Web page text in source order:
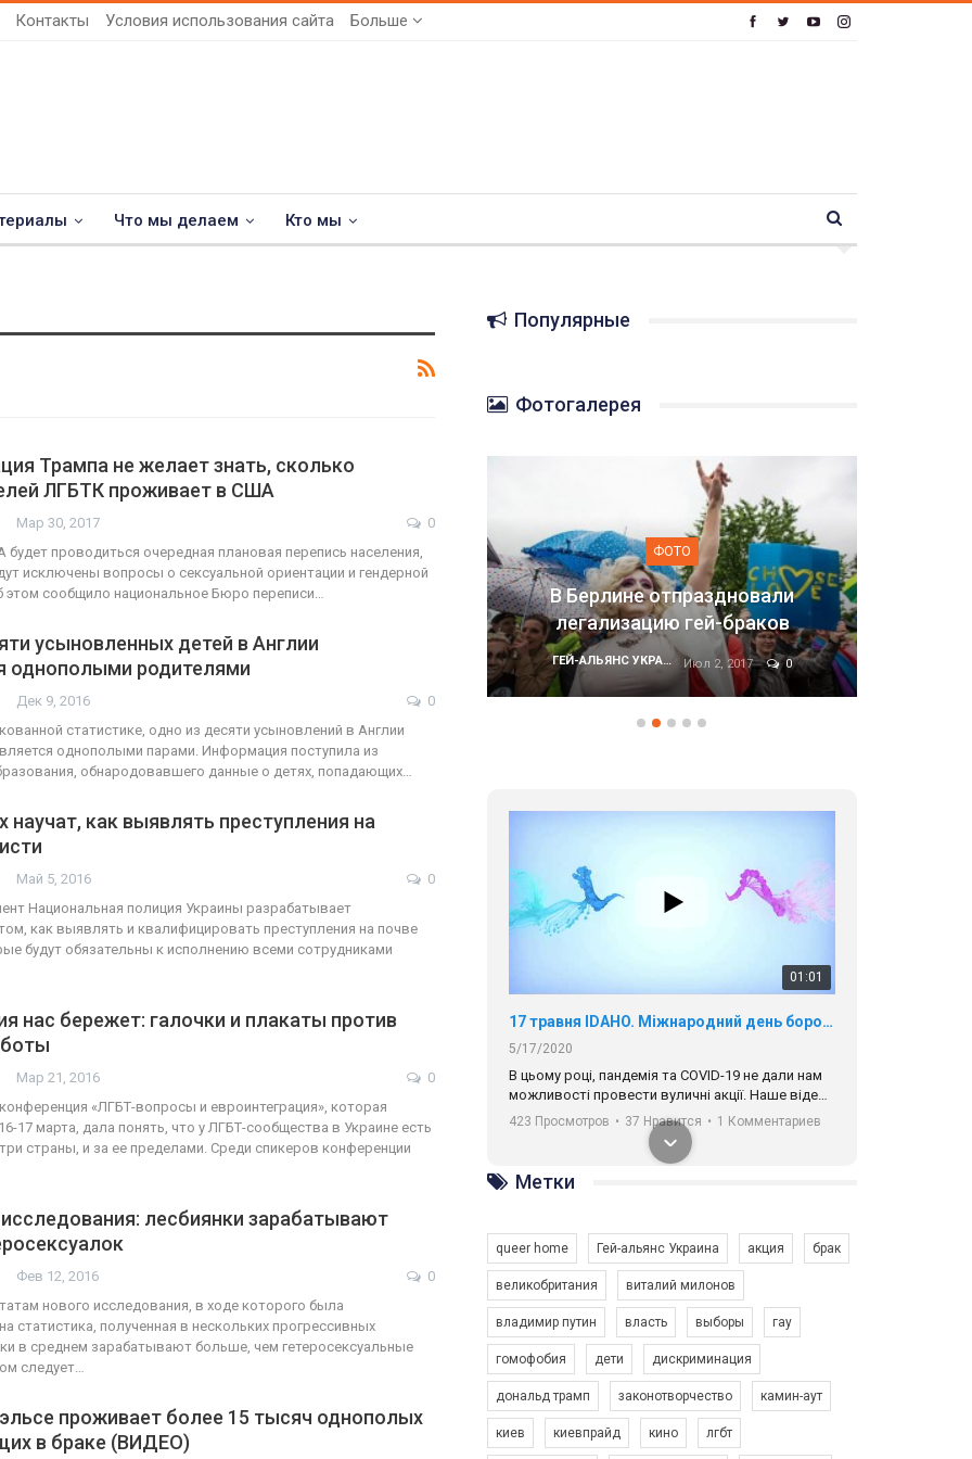
Контакты Условия использования сайта Больше
Что мы делаем Кто мы
Трампа не желает знать, сколько
ЛГБТК проживает в США
Мар 30, 2017
0
будет проводиться очередная плановая перепись населения,
исключены вопросы о сексуальной ориентации и гендерной
этом сообщило национальное Бюро переписи…
усыновленных детей в Англии
однополыми родителями
Дек 9, 2016
0
статистике, одно из десяти усыновлений в Англии
однополыми парами. Информация поступила из
обнародовавшего данные о детях, попадающих…
научат, как выявлять преступления на
Май 5, 2016
0
Национальная полиция Украины разрабатывает
как выявлять и квалифицировать преступления на почве
будут обязательны к исполнению всеми сотрудниками
нас бережет: галочки и плакаты против
Мар 21, 2016
0
«ЛГБТ-вопросы и евроинтеграция», которая
17 марта, дала понять, что у ЛГБТ-сообщества в Украине есть
страны, и за ее пределами. Среди спикеров конференции
лесбиянки зарабатывают
Фев 12, 2016
0
нового исследования, в ходе которого была
статистика, полученная в нескольких прогрессивных
в среднем зарабатывают больше, чем гетеросексуальные
следует…
проживает более 15 тысяч однополых
в браке (ВИДЕО)
Популярные
Фотогалерея
ФОТО
Июл 27, 2017 0
В Берлине отпраздновали
легализацию гей-браков
Июл 2, 2017 0
ФОТО
Марш равенства в Киеве,
ГЕЙ-АЛЬЯНС УКРАИНА
01:01
17 травня IDAHO. Міжнародний день боротьби з гомофобією трансфобією і біфобія.
5/17/2020
В цьому році, пандемія та COVІD-19 не дали нам
можливості провести вуличні акції. Наше відео-
звернення про те, що навіть коли ми у різних
містах та не можемо зустрінеться, ми разом. Ми
закликаємо всіх хто поділяє цінності рівності та
солідарності, приєднатися до нас. Регіональні
підрозділи ГАУ є в 16 областях України.
423 Просмотров • 37 Нравится • 1 Комментариев
Зупинимо насильство проти ЛГБТ в Україні! Stop violence against LGBT in Ukraine!
Емоційний та вражаючий промо-ролік на
Метки
queer home Гей-альянс Украина акция брак
великобритания виталий милонов
владимир путин власть выборы гау
гомофобия дети дискриминация
дональд трамп законотворчество камин-аут
киев киевпрайд кино лгбт